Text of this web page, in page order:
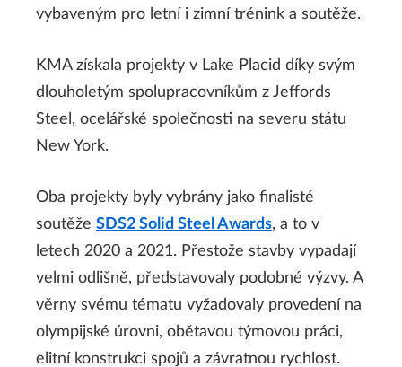
vybaveným pro letní i zimní trénink a soutěže.
KMA získala projekty v Lake Placid díky svým
dlouholetým spolupracovníkům z Jeffords
Steel, ocelářské společnosti na severu státu
New York.
Oba projekty byly vybrány jako finalisté
soutěže SDS2 Solid Steel Awards, a to v
letech 2020 a 2021. Přestože stavby vypadají
velmi odlišně, představovaly podobné výzvy. A
věrny svému tématu vyžadovaly provedení na
olympijské úrovni, obětavou týmovou práci,
elitní konstrukci spojů a závratnou rychlost.